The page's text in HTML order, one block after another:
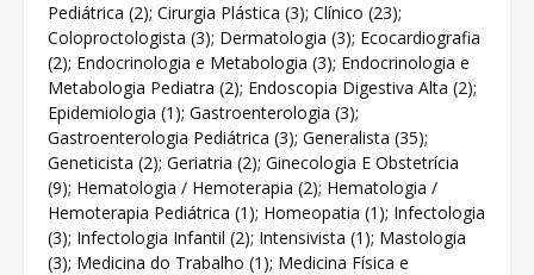
Pediátrica (2); Cirurgia Plástica (3); Clínico (23);
Coloproctologista (3); Dermatologia (3); Ecocardiografia
(2); Endocrinologia e Metabologia (3); Endocrinologia e
Metabologia Pediatra (2); Endoscopia Digestiva Alta (2);
Epidemiologia (1); Gastroenterologia (3);
Gastroenterologia Pediátrica (3); Generalista (35);
Geneticista (2); Geriatria (2); Ginecologia E Obstetrícia
(9); Hematologia / Hemoterapia (2); Hematologia /
Hemoterapia Pediátrica (1); Homeopatia (1); Infectologia
(3); Infectologia Infantil (2); Intensivista (1); Mastologia
(3); Medicina do Trabalho (1); Medicina Física e